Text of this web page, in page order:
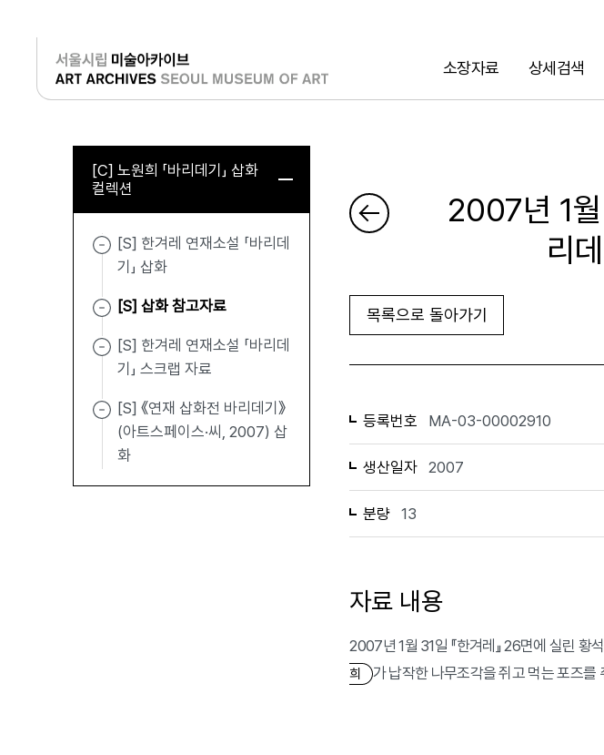
소장자료 상세검색
로그인
[C] 노원희 「바리데기」 삽화
컬렉션
[S] 한겨레 연재소설 「바리데
기」 삽화
[S] 삽화 참고자료
[S] 한겨레 연재소설 「바리데
기」 스크랩 자료
[S] 《연재 삽화전 바리데기》
(아트스페이스·씨, 2007) 삽
화
2007년 1월
리
목록으로 돌아가기
등록번호 MA-03-00002910
생산일자 2007
분량 13
자료 내용
2007년 1월 31일 『한겨레』 26면에 실린 황
희
가 납작한 나무조각을 쥐고 먹는 포즈를